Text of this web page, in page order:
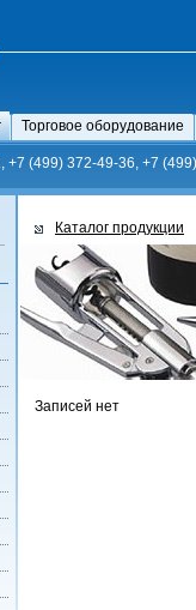
Торговое оборудование
(499) 372-49-36, +7
Каталог продукции
Записей нет